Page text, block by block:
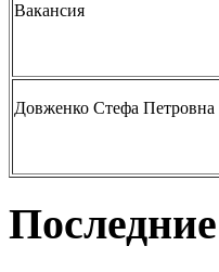
Вакансия
Довженко Стефа Петровна